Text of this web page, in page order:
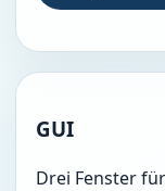
GUI
Drei Fenster